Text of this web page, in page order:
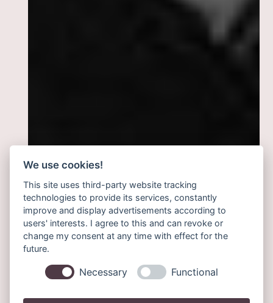
We use cookies!
This site uses third-party website tracking
technologies to provide its services, constantly
improve and display advertisements according to
users' interests. I agree to this and can revoke or
change my consent at any time with effect for the
future.
Necessary Functional